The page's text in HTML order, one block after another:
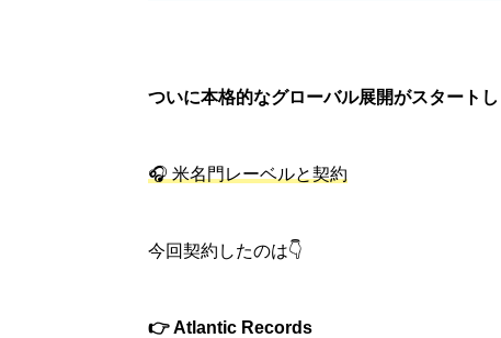
ついに本格的なグローバル展開がスタートし
🎧 米名門レーベルと契約
今回契約したのは👇
👉 Atlantic Records